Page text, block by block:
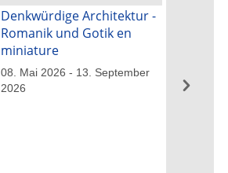
Denkwürdige Architektur -
Romanik und Gotik en
miniature
08. Mai 2026 - 13. September
2026